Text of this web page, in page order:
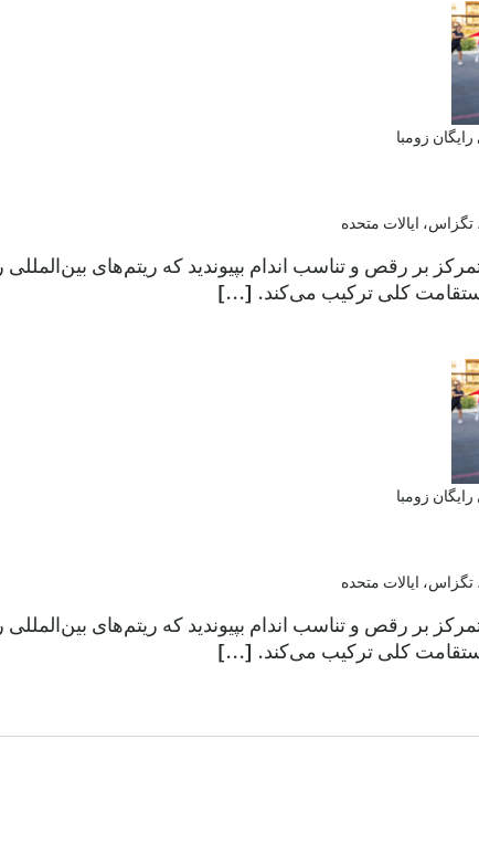
زومبا
بر رقص و تناسب اندام بپیوندید که ریتم‌های
کلی ترکیب می‌کند. [...]
زومبا
بر رقص و تناسب اندام بپیوندید که ریتم‌های
کلی ترکیب می‌کند. [...]